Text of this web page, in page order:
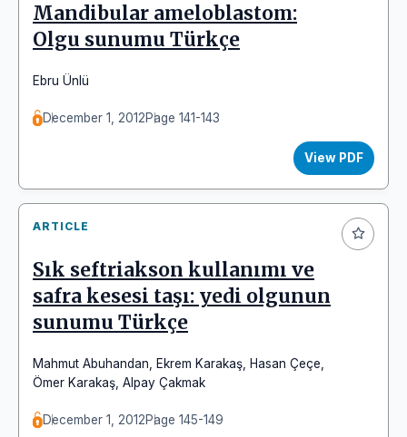
Mandibular ameloblastom:
Olgu sunumu Türkçe
Ebru Ünlü
December 1, 2012Page 141-143
View PDF
ARTICLE
Sık seftriakson kullanımı ve
safra kesesi taşı: yedi olgunun
sunumu Türkçe
Mahmut Abuhandan Ekrem Karakaş Hasan Çeçe
Ömer Karakaş Alpay Çakmak
December 1, 2012Page 145-149